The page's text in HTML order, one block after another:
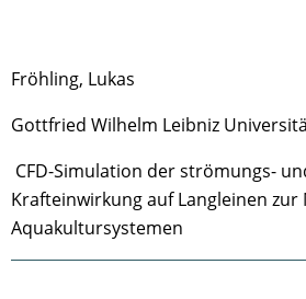
Fröhling, Lukas
Gottfried Wilhelm Leibniz
CFD-Simulation der strömungs-
Krafteinwirkung auf Langleinen zur
Aquakultursystemen